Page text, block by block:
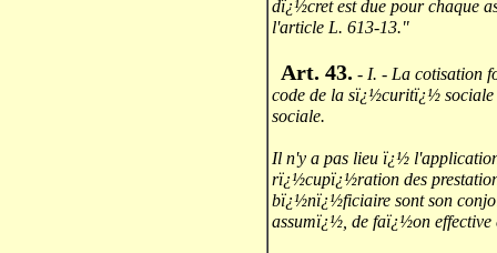
dï¿½cret est due pour chaque
l'article L. 613-13."
Art. 43. - I. - La cotisation
code de la sï¿½curitï¿½ sociale
sociale.
Il n'y a pas lieu ï¿½
rï¿½cupï¿½ration des
bï¿½nï¿½ficiaire sont son
assumï¿½, de faï¿½on